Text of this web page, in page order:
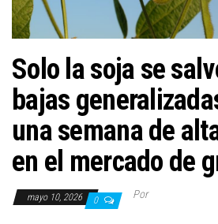
Solo la soja se
bajas
una semana de
en el mercado de
mayo 10, 2026 0 Por